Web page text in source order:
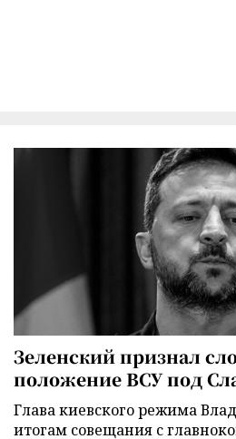
Зеленский признал
положение ВСУ под
Глава киевского режима
итогам совещания с